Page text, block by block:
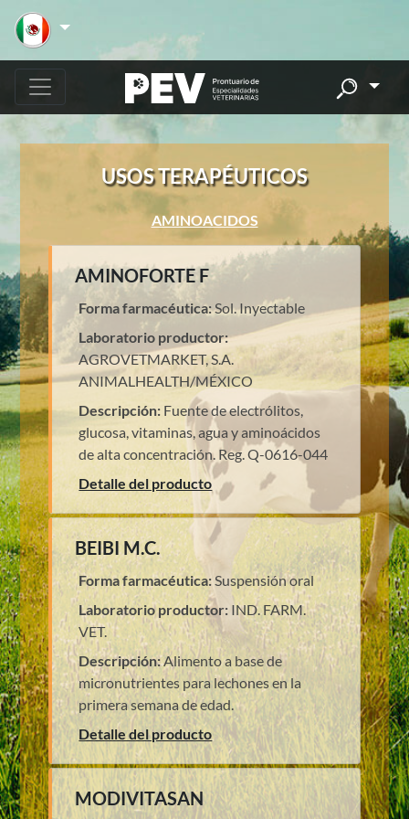
USOS TERAPÉUTICOS
AMINOACIDOS
AMINOFORTE F
Forma farmacéutica:Sol. Inyectable
Laboratorio productor:
AGROVETMARKET, S.A.
ANIMALHEALTH/MÉXICO
Descripción: Fuente de electrólitos,
glucosa, vitaminas, agua y aminoácidos
de alta concentración. Reg. Q-0616-044
Detalle del producto
BEIBI M.C.
Forma farmacéutica:Suspensión oral
Laboratorio productor: IND. FARM.
VET.
Descripción:Alimento a base de
micronutrientes para lechones en la
primera semana de edad.
Detalle del producto
MODIVITASAN